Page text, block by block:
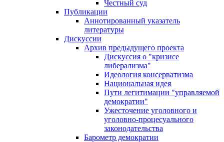
Честный суд
Публикации
Аннотированный указатель
литературы
Дискуссии
Архив предыдущего проекта
Дискуссия о "кризисе
либерализма"
Идеология консерватизма
Национальная идея
Пути легитимации "управляемой
демократии"
Ужесточение уголовного и
уголовно-процесуального
законодательства
Барометр демократии